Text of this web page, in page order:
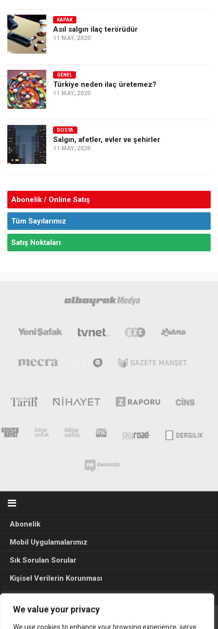
We value your privacy
We use cookies to enhance your browsing experience, serve
KAPAK
Asıl salgın ilaç terörüdür
11 MAY, 2020
GENEL
Türkiye neden ilaç üretemez?
11 MAY, 2020
DOSYA
Salgın, afetler, evler ve şehirler
11 MAY, 2020
Abonelik / Online Satış
Tüm Sayılarımız
Satış Noktaları
Abonelik
Mobil Uygulamalarımız
Sık Sorulan Sorular
Kişisel Verilerin Korunması
Seçim Sonuçları 2024